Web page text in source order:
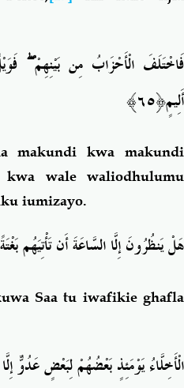
فَاخْتَلَفَ الْأَحْزَابُ مِن بَيْنِهِمْۖ
أَلِيمٍ﴿٦٥﴾
makundi kwa makundi
wale waliodhulumu
iumizayo.
هَلْ يَنظُرُونَ إِلَّا السَّاعَةَ أَن تَأْتِيَهُم
Saa tu iwafikie ghafla
الْأَخِلَّاءُ يَوْمَئِذٍ بَعْضُهُمْ لِبَعْضٍ عَدُوٌّ إِلَّا